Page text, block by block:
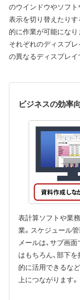
のウインドウやソフト
表示を切り替えたり
的に作業が可能になり
それぞれのディスプレ
の異なるディスプレイ
ビジネスの効率
表計算ソフトや業
業。スケジュール
メールは、サブ画
はもちろん、部下
的に活用できるな
上につながります。